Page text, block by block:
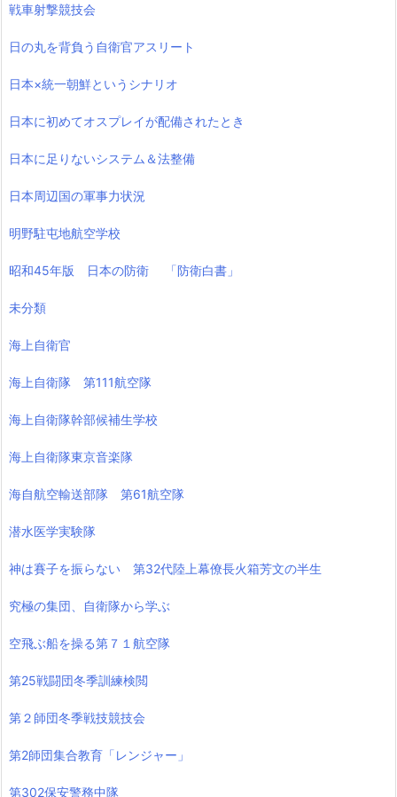
戦車射撃競技会
日の丸を背負う自衛官アスリート
日本×統一朝鮮というシナリオ
日本に初めてオスプレイが配備されたとき
日本に足りないシステム＆法整備
日本周辺国の軍事力状況
明野駐屯地航空学校
昭和45年版 日本の防衛 「防衛白書」
未分類
海上自衛官
海上自衛隊 第111航空隊
海上自衛隊幹部候補生学校
海上自衛隊東京音楽隊
海自航空輸送部隊 第61航空隊
潜水医学実験隊
神は賽子を振らない 第32代陸上幕僚長火箱芳文の半生
究極の集団、自衛隊から学ぶ
空飛ぶ船を操る第７１航空隊
第25戦闘団冬季訓練検閲
第２師団冬季戦技競技会
第2師団集合教育「レンジャー」
第302保安警務中隊